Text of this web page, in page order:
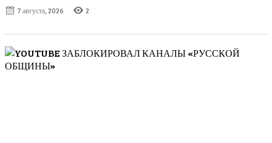
Posted
7 августа, 2026 2